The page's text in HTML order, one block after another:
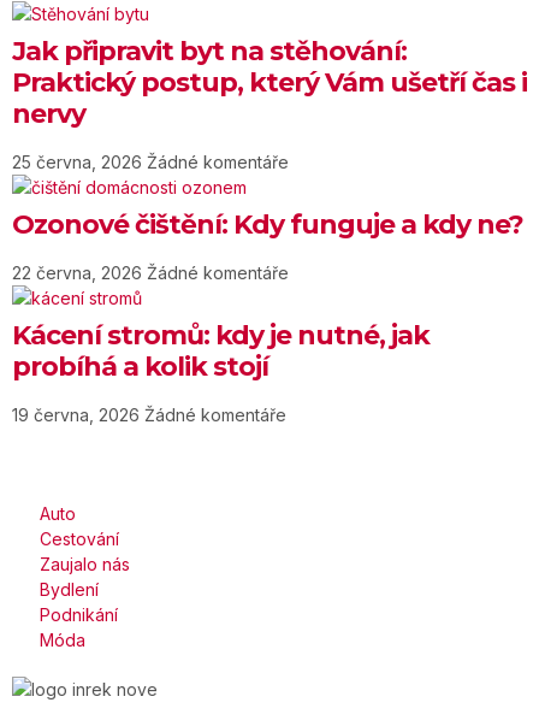
Jak připravit byt na stěhování:
Praktický postup, který Vám ušetří čas i
nervy
25 června, 2026 Žádné komentáře
Ozonové čištění: Kdy funguje a kdy ne?
22 června, 2026 Žádné komentáře
Kácení stromů: kdy je nutné, jak
probíhá a kolik stojí
19 června, 2026 Žádné komentáře
Auto
Cestování
Zaujalo nás
Bydlení
Podnikání
Móda